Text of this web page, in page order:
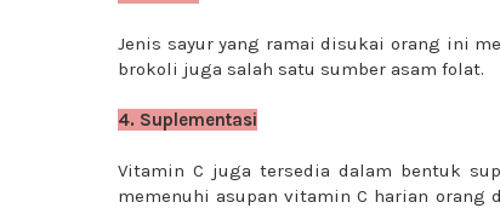
Jenis sayur yang ramai disukai orang ini
brokoli juga salah satu sumber asam folat.
4. Suplementasi
Vitamin C juga tersedia dalam bentuk
memenuhi asupan vitamin C harian orang